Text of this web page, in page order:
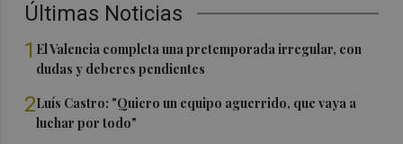
Últimas Noticias
1 El Valencia completa una pretemporada irregular, con
dudas y deberes pendientes
2Luís Castro: "Quiero un equipo aguerrido, que vaya a
luchar por todo"